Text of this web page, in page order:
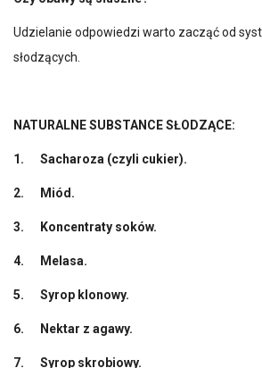
Udzielanie odpowiedzi warto zacząć od
słodzących.
NATURALNE SUBSTANCE SŁODZĄCE:
1. Sacharoza (czyli cukier).
2. Miód.
3. Koncentraty soków.
4. Melasa.
5. Syrop klonowy.
6. Nektar z agawy.
7. Syrop skrobiowy.